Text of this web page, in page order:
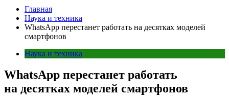
Главная
Наука и техника
WhatsApp перестанет работать на десятках моделей
смартфонов
Наука и техника
WhatsApp перестанет работать
на десятках моделей смартфонов